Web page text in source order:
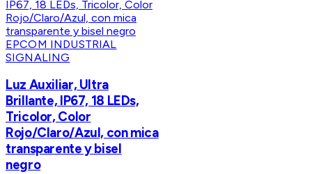
EPCOM INDUSTRIAL
SIGNALING
Luz Auxiliar, Ultra
Brillante, IP67, 18 LEDs,
Tricolor, Color
Rojo/Claro/Azul, con mica
transparente y bisel
negro